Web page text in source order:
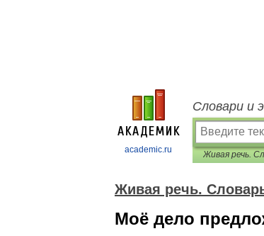
academic.ru
Словари и
Живая речь.
Моё дело